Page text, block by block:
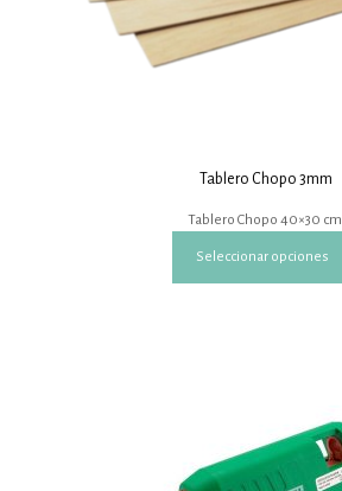
Tablero Chopo 3mm
Tablero Chopo 40×30 cm.
Seleccionar opciones